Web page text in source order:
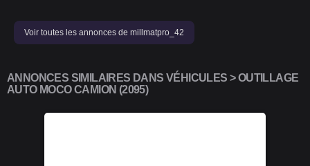
Voir toutes les annonces de millmatpro_42
ANNONCES SIMILAIRES DANS VÉHICULES > OUTILLAGE
AUTO MOCO CAMION (2095)